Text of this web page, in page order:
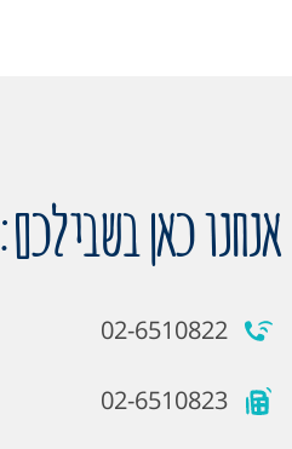
אנחנו כאן בשבילכם:
02-6510822
02-6510823